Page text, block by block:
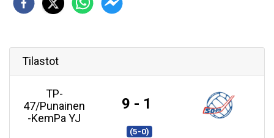
Tilastot
TP-
47/Punainen
-KemPa YJ
9 - 1
(5-0)